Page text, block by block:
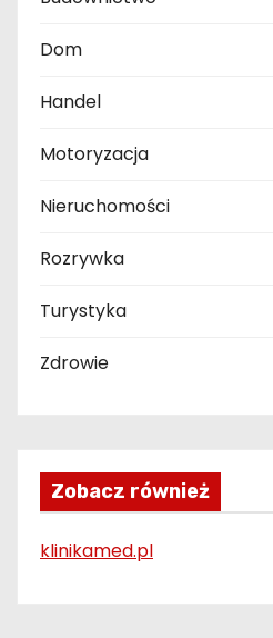
Dom
Handel
Motoryzacja
Nieruchomości
Rozrywka
Turystyka
Zdrowie
Zobacz również
klinikamed.pl